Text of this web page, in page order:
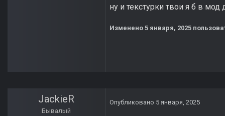
ну и текстурки твои я б в
Изменено 5 января, 2025
JackieR
Бывалый
Опубликовано 5 января, 2025